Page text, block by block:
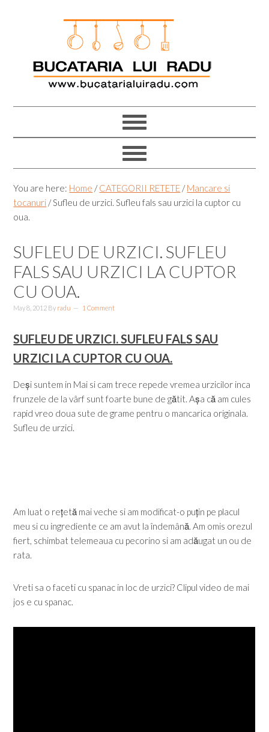
You are here: Home / CATEGORII RETETE / Mancare si
tocanuri /Sufleu de urzici. Sufleu fals sau urzici la cuptor cu
oua.
SUFLEU DE URZICI. SUFLEU
FALS SAU URZICI LA CUPTOR
CU OUA.
May 8, 2012 By radu 1 Comment
SUFLEU DE URZICI. SUFLEU FALS SAU
URZICI LA CUPTOR CU OUA.
Deși suntem in Mai si cam trece repede vremea urzicilor inca
frunzele de la vârf sunt foarte bune de gătit. Așa că am cules
rapid vreo doua sute de grame pentru o mancarica originala.
Sufleu de urzici.
Am luat o rețetă mai veche si am modificat-o puțin pe placul
meu si cu ingrediente ce am avut la îndemână. Am omis orezul
fiert, schimbat telemeaua cu pecorino si am adăugat un ou de
rata.
Vreti sa o faceti cu spanac in loc de urzici? Clipul video de mai
jos e cu spanac.